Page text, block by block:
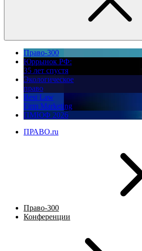
Право-300
Юррынок РФ:
35 лет спустя
Экологическое
право
Best Law
Firm Marketing
ПМЮФ 2026
ПРАВО.ru
Право-300
Конференции